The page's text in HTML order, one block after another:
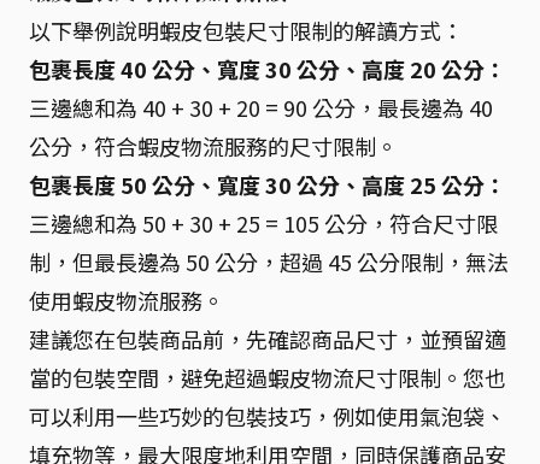
以下舉例說明蝦皮包裝尺寸限制的解讀方式：
包裹長度 40 公分、寬度 30 公分、高度 20 公分：
三邊總和為 40 + 30 + 20 = 90 公分，最長邊為 40
公分，符合蝦皮物流服務的尺寸限制。
包裹長度 50 公分、寬度 30 公分、高度 25 公分：
三邊總和為 50 + 30 + 25 = 105 公分，符合尺寸限
制，但最長邊為 50 公分，超過 45 公分限制，無法
使用蝦皮物流服務。
建議您在包裝商品前，先確認商品尺寸，並預留適
當的包裝空間，避免超過蝦皮物流尺寸限制。您也
可以利用一些巧妙的包裝技巧，例如使用氣泡袋、
填充物等，最大限度地利用空間，同時保護商品安